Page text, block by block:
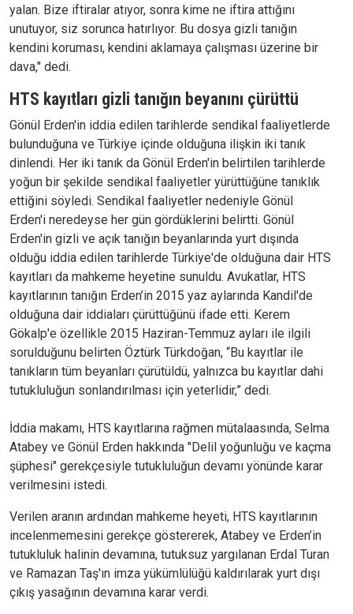
yalan. Bize iftiralar atıyor, sonra kime ne iftira attığını
unutuyor, siz sorunca hatırlıyor. Bu dosya gizli tanığın
kendini koruması, kendini aklamaya çalışması üzerine bir
dava," dedi.
HTS kayıtları gizli tanığın beyanını çürüttü
Gönül Erden'in iddia edilen tarihlerde sendikal faaliyetlerde
bulunduğuna ve Türkiye içinde olduğuna ilişkin iki tanık
dinlendi. Her iki tanık da Gönül Erden'in belirtilen tarihlerde
yoğun bir şekilde sendikal faaliyetler yürüttüğüne tanıklık
ettiğini söyledi. Sendikal faaliyetler nedeniyle Gönül
Erden'i neredeyse her gün gördüklerini belirtti. Gönül
Erden'in gizli ve açık tanığın beyanlarında yurt dışında
olduğu iddia edilen tarihlerde Türkiye'de olduğuna dair HTS
kayıtları da mahkeme heyetine sunuldu. Avukatlar, HTS
kayıtlarının tanığın Erden’in 2015 yaz aylarında Kandil'de
olduğuna dair iddiaları çürüttüğünü ifade etti. Kerem
Gökalp'e özellikle 2015 Haziran-Temmuz ayları ile ilgili
sorulduğunu belirten Öztürk Türkdoğan, “Bu kayıtlar ile
tanıkların tüm beyanları çürütüldü, yalnızca bu kayıtlar dahi
tutukluluğun sonlandırılması için yeterlidir,” dedi.
İddia makamı, HTS kayıtlarına rağmen mütalaasında, Selma
Atabey ve Gönül Erden hakkında "Delil yoğunluğu ve kaçma
şüphesi" gerekçesiyle tutukluluğun devamı yönünde karar
verilmesini istedi.
Verilen aranın ardından mahkeme heyeti, HTS kayıtlarının
incelenmemesini gerekçe göstererek, Atabey ve Erden’in
tutukluluk halinin devamına, tutuksuz yargılanan Erdal Turan
ve Ramazan Taş'ın imza yükümlülüğü kaldırılarak yurt dışı
çıkış yasağının devamına karar verdi.